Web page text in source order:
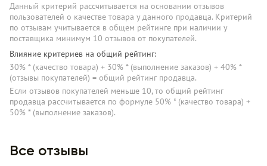
Данный критерий рассчитывается на основании отзывов
пользователей о качестве товара у данного продавца. Критерий
по отзывам учитывается в общем рейтинге при наличии у
поставщика минимум 10 отзывов от покупателей.
Влияние критериев на общий рейтинг:
30% * (качество товара) + 30% * (выполнение заказов) + 40% *
(отзывы покупателей) = общий рейтинг продавца.
Если отзывов покупателей меньше 10, то общий рейтинг
продавца рассчитывается по формуле 50% * (качество товара) +
50% * (выполнение заказов).
Все отзывы